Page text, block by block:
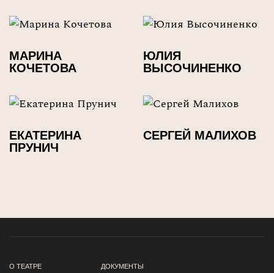
МАРИНА
КОЧЕТОВА
ЮЛИЯ
ВЫСОЧИНЕНКО
ЕКАТЕРИНА
ПРУНИЧ
СЕРГЕЙ МАЛИХОВ
О ТЕАТРЕ ДОКУМЕНТЫ